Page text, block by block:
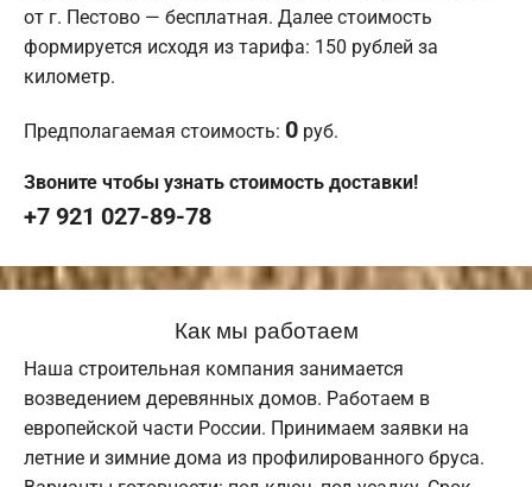
от г. Пестово — бесплатная. Далее стоимость
формируется исходя из тарифа: 150 рублей за
километр.
Предполагаемая стоимость: 0 руб.
Звоните чтобы узнать стоимость доставки!
+7 921 027-89-78
Как мы работаем
Наша строительная компания занимается
возведением деревянных домов. Работаем в
европейской части России. Принимаем заявки на
летние и зимние дома из профилированного бруса.